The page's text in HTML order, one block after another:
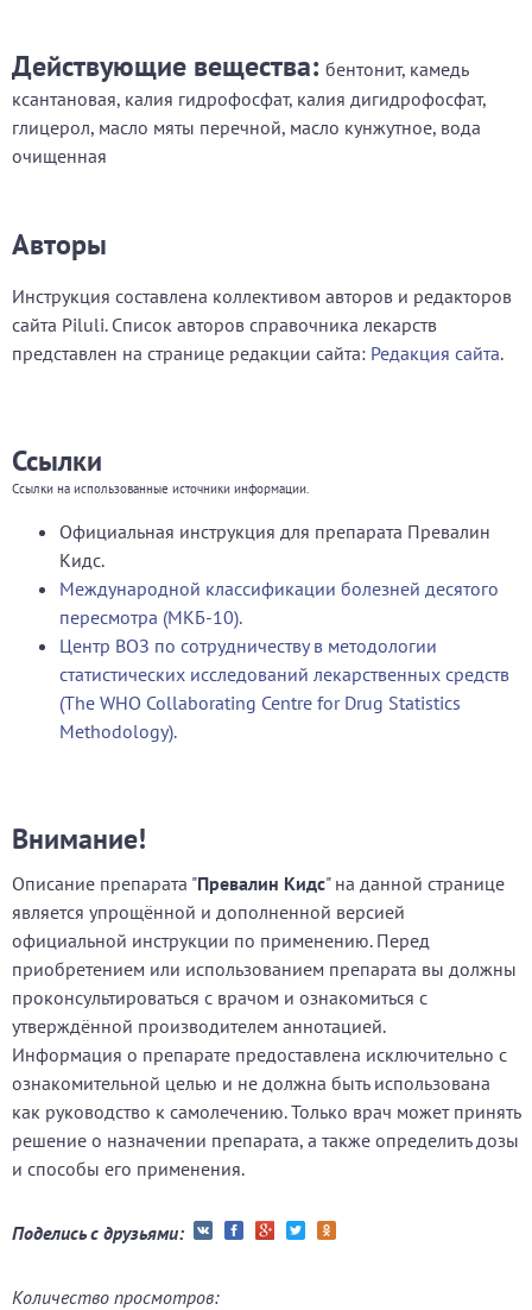
Действующие вещества: бентонит, камедь
ксантановая, калия гидрофосфат, калия дигидрофосфат,
глицерол, масло мяты перечной, масло кунжутное, вода
очищенная
Авторы
Инструкция составлена коллективом авторов и редакторов
сайта Piluli. Список авторов справочника лекарств
представлен на странице редакции сайта: Редакция сайта.
Ссылки
Ссылки на использованные источники информации.
Официальная инструкция для препарата Превалин
Кидс.
Международной классификации болезней десятого
пересмотра (МКБ-10).
Центр ВОЗ по сотрудничеству в методологии
статистических исследований лекарственных средств
(The WHO Collaborating Centre for Drug Statistics
Methodology).
Внимание!
Описание препарата "Превалин Кидс" на данной странице
является упрощённой и дополненной версией
официальной инструкции по применению. Перед
приобретением или использованием препарата вы должны
проконсультироваться с врачом и ознакомиться с
утверждённой производителем аннотацией.
Информация о препарате предоставлена исключительно с
ознакомительной целью и не должна быть использована
как руководство к самолечению. Только врач может принять
решение о назначении препарата, а также определить дозы
и способы его применения.
Поделись с друзьями:
Количество просмотров: